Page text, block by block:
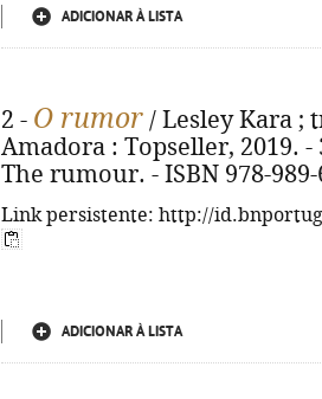
ADICIONAR À LISTA
2 - O rumor / Lesley Kara ;
Amadora : Topseller, 2019.
The rumour. - ISBN 978-989-
Link persistente: http://
ADICIONAR À LISTA